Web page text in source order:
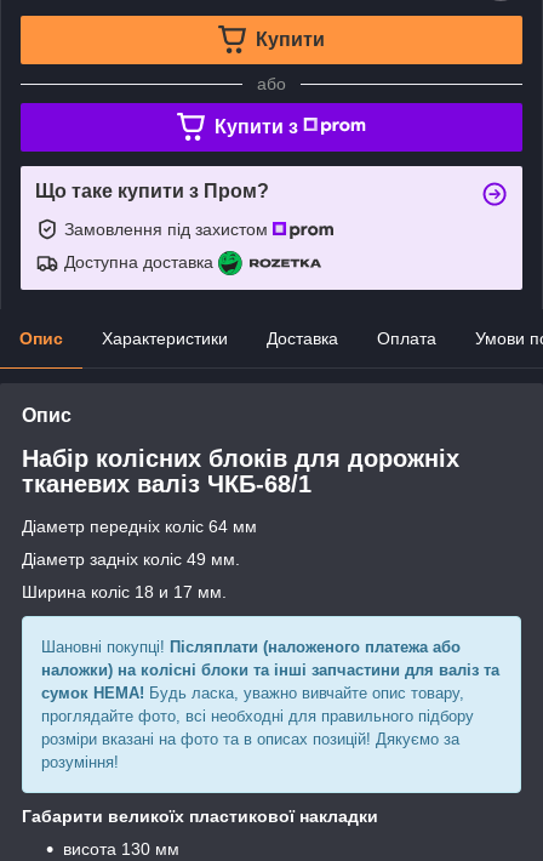
Купити
або
Купити з
Що таке купити з Пром?
Замовлення під захистом
Доступна доставка
Опис Характеристики Доставка Оплата Умови
Опис
Набір колісних блоків для дорожніх
тканевих валіз ЧКБ-68/1
Діаметр передніх коліс 64 мм
Діаметр задніх коліс 49 мм.
Ширина коліс 18 и 17 мм.
Шановні покупці! Післяплати (наложеного платежа або
наложки) на колісні блоки та інші запчастини для валіз та
сумок НЕМА! Будь ласка, уважно вивчайте опис товару,
проглядайте фото, всі необходні для правильного підбору
розміри вказані на фото та в описах позицій! Дякуємо за
розуміння!
Габарити великоїх пластикової накладки
висота 130 мм